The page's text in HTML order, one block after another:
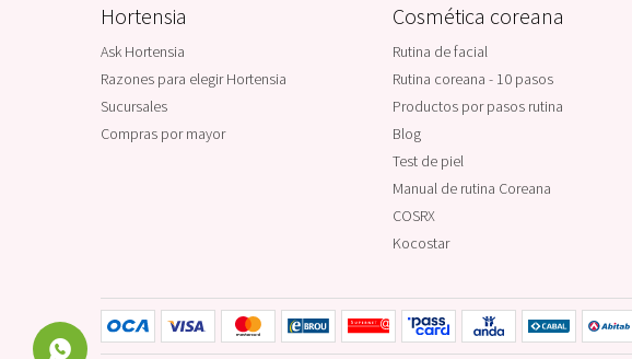
Hortensia
Ask Hortensia
Razones para elegir Hortensia
Sucursales
Compras por mayor
Cosmética coreana
Rutina de facial
Rutina coreana - 10 pasos
Productos por pasos rutina
Blog
Test de piel
Manual de rutina Coreana
COSRX
Kocostar